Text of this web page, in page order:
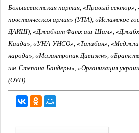
Большевистская партия, «Правый сектор»,
повстанческая армия» (УПА), «Исламское
ДАИШ), «Джабхат Фатх аш-Шам»,
Каида», «УНА-УНСО», «Талибан»,
народа», «Мизантропик Дивижн»,
им. Степана Бандеры», «Организация
(ОУН).